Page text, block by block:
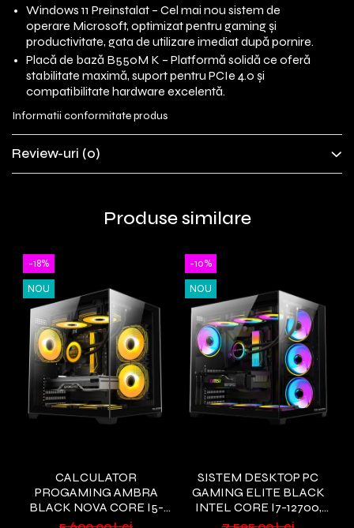
Windows 11 Preinstalat – Cel mai nou sistem de
operare Microsoft, optimizat pentru gaming și
productivitate, gata de utilizare imediat după pornire.
Placă de bază B550M K – Platformă solidă ce oferă
stabilitate maximă, suport pentru PCIe 4.0 și
compatibilitate hardware excelentă.
Informatii conformitate produs
Review-uri (0)
Produse similare
-18%
NOU
CALCULATOR
PROGAMING AMBRA
BLACK NOVA CORE I5-
9400, 32GB DDR4, 1TB SSD,
-10%
NOU
SISTEM DESKTOP PC
GAMING ELITE BLACK
INTEL CORE I7-12700,
32GB RAM DDR4, 2TB SSD,